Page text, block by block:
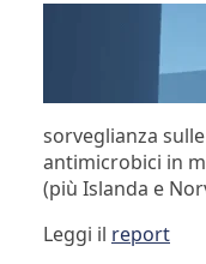
sorveglianza
antimicrobici in
(più Islanda e
Leggi il report
Campagna digitale